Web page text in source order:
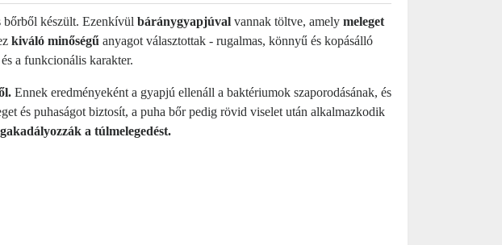
bőrből készült. Ezenkívül báránygyapjúval vannak töltve, amely meleget
kiváló minőségű anyagot választottak - rugalmas, könnyű és kopásálló
a funkcionális karakter.
Ennek eredményeként a gyapjú ellenáll a baktériumok szaporodásának, és
és puhaságot biztosít, a puha bőr pedig rövid viselet után alkalmazkodik
a túlmelegedést.